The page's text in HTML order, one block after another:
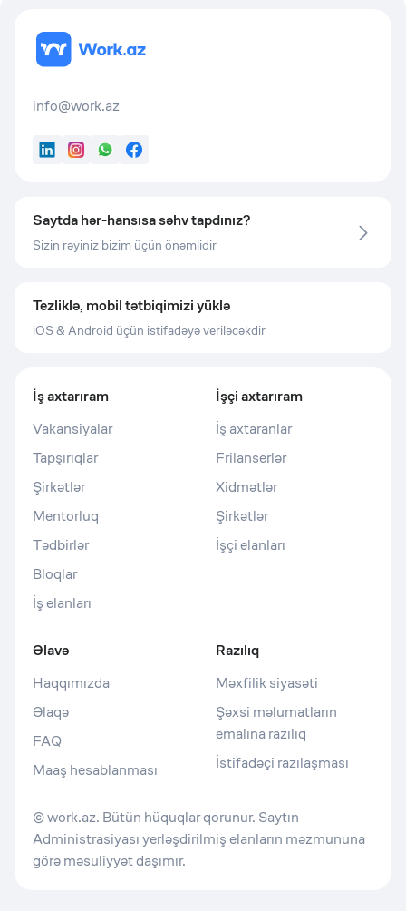
info@work.az
LinkedInInstagram
WhatsApp
Facebook
Saytda hər-hansısa səhv tapdınız?
Sizin rəyiniz bizim üçün önəmlidir
Tezliklə, mobil tətbiqimizi yüklə
iOS & Android üçün istifadəyə veriləcəkdir
İş axtarıram
Vakansiyalar
Tapşırıqlar
Şirkətlər
Mentorluq
Tədbirlər
Bloqlar
İş elanları
İşçi axtarıram
İş axtaranlar
Frilanserlər
Xidmətlər
Şirkətlər
İşçi elanları
Əlavə
Haqqımızda
Əlaqə
FAQ
Maaş hesablanması
Razılıq
Məxfilik siyasəti
Şəxsi məlumatların
emalına razılıq
İstifadəçi razılaşması
© work.az. Bütün hüquqlar qorunur. Saytın
Administrasiyası yerləşdirilmiş elanların məzmununa
görə məsuliyyət daşımır.